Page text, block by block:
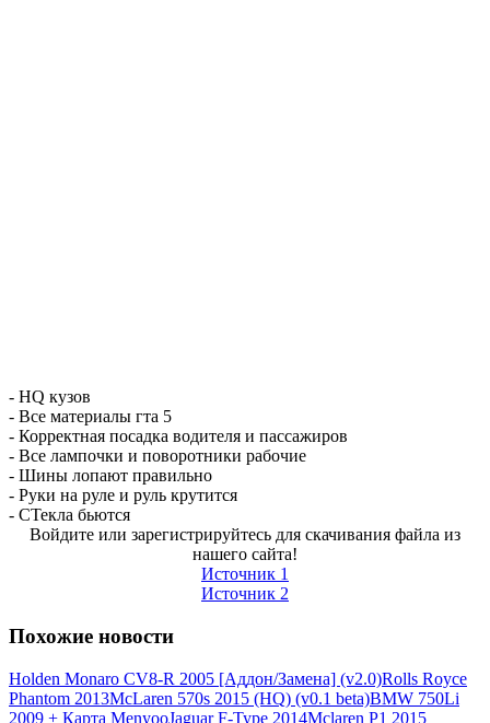
- HQ кузов
- Все материалы гта 5
- Корректная посадка водителя и пассажиров
- Все лампочки и поворотники рабочие
- Шины лопают правильно
- Руки на руле и руль крутится
- СТекла бьются
Войдите или зарегистрируйтесь для скачивания файла из
нашего сайта!
Источник 1
Источник 2
Похожие новости
Holden Monaro CV8-R 2005 [Аддон/Замена] (v2.0)Rolls Royce
Phantom 2013McLaren 570s 2015 (HQ) (v0.1 beta)BMW 750Li
2009 + Карта MenyooJaguar F-Type 2014Mclaren P1 2015